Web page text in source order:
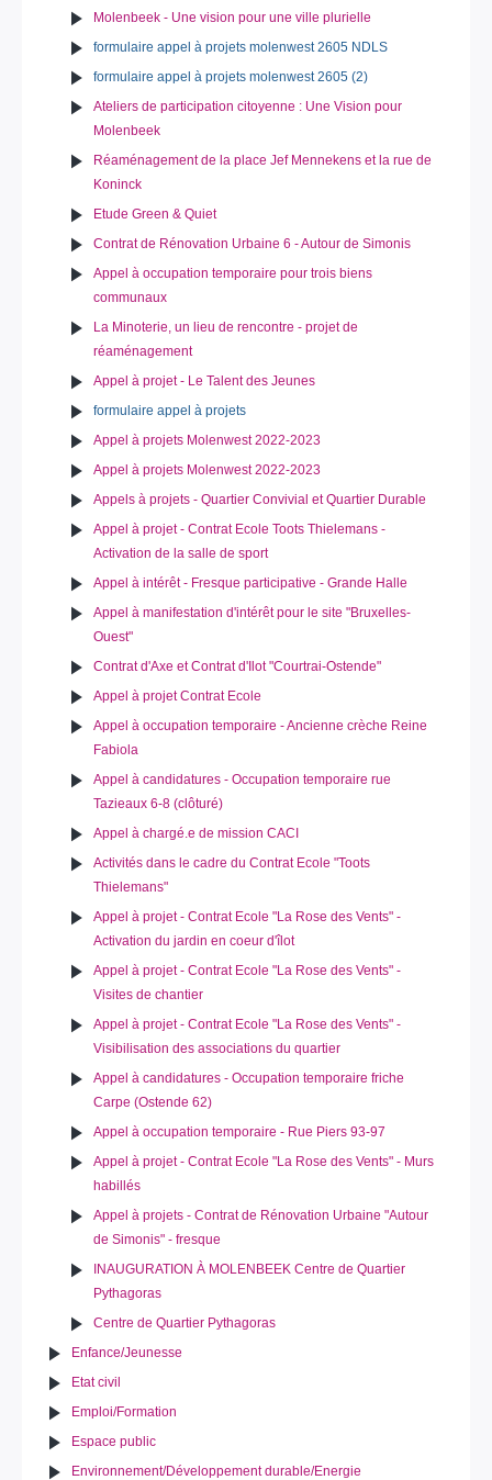
Molenbeek - Une vision pour une ville plurielle
formulaire appel à projets molenwest 2605 NDLS
formulaire appel à projets molenwest 2605 (2)
Ateliers de participation citoyenne : Une Vision pour
Molenbeek
Réaménagement de la place Jef Mennekens et la rue de
Koninck
Etude Green & Quiet
Contrat de Rénovation Urbaine 6 - Autour de Simonis
Appel à occupation temporaire pour trois biens
communaux
La Minoterie, un lieu de rencontre - projet de
réaménagement
Appel à projet - Le Talent des Jeunes
formulaire appel à projets
Appel à projets Molenwest 2022-2023
Appel à projets Molenwest 2022-2023
Appels à projets - Quartier Convivial et Quartier Durable
Appel à projet - Contrat Ecole Toots Thielemans -
Activation de la salle de sport
Appel à intérêt - Fresque participative - Grande Halle
Appel à manifestation d'intérêt pour le site "Bruxelles-
Ouest"
Contrat d'Axe et Contrat d'Ilot "Courtrai-Ostende"
Appel à projet Contrat Ecole
Appel à occupation temporaire - Ancienne crèche Reine
Fabiola
Appel à candidatures - Occupation temporaire rue
Tazieaux 6-8 (clôturé)
Appel à chargé.e de mission CACI
Activités dans le cadre du Contrat Ecole "Toots
Thielemans"
Appel à projet - Contrat Ecole "La Rose des Vents" -
Activation du jardin en coeur d'îlot
Appel à projet - Contrat Ecole "La Rose des Vents" -
Visites de chantier
Appel à projet - Contrat Ecole "La Rose des Vents" -
Visibilisation des associations du quartier
Appel à candidatures - Occupation temporaire friche
Carpe (Ostende 62)
Appel à occupation temporaire - Rue Piers 93-97
Appel à projet - Contrat Ecole "La Rose des Vents" - Murs
habillés
Appel à projets - Contrat de Rénovation Urbaine "Autour
de Simonis" - fresque
INAUGURATION À MOLENBEEK Centre de Quartier
Pythagoras
Centre de Quartier Pythagoras
Enfance/Jeunesse
Etat civil
Emploi/Formation
Espace public
Environnement/Développement durable/Energie